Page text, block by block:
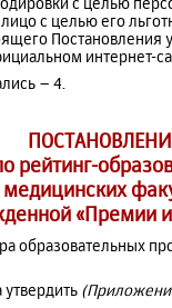
с целью его
Постановления
интернет-
– 4.
рейтинг-
«Премии
образовательных